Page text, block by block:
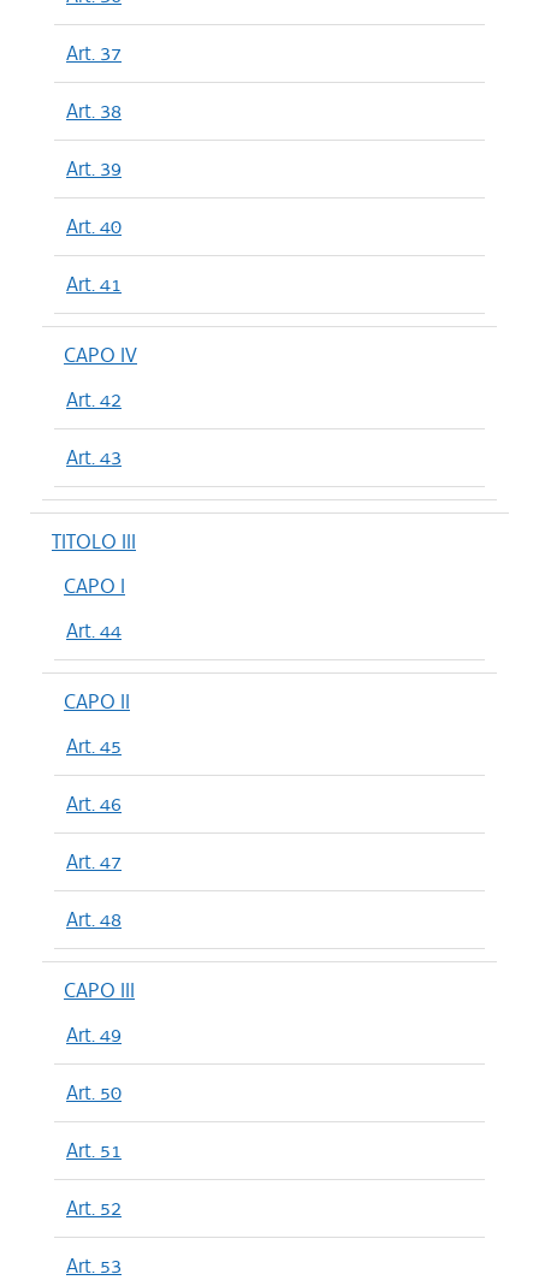
Art. 37
Art. 38
Art. 39
Art. 40
Art. 41
CAPO IV
Art. 42
Art. 43
TITOLO III
CAPO I
Art. 44
CAPO II
Art. 45
Art. 46
Art. 47
Art. 48
CAPO III
Art. 49
Art. 50
Art. 51
Art. 52
Art. 53